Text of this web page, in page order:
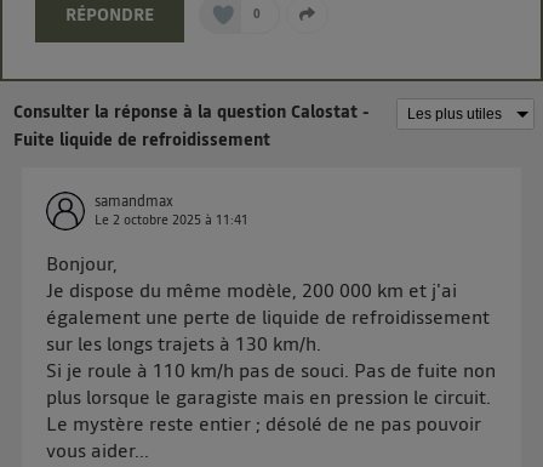
RÉPONDRE 0
Consulter la réponse à la question Calostat -
Fuite liquide de refroidissement
samandmax
Le2 octobre 2025 à 11:41
Bonjour,
Je dispose du même modèle, 200 000 km et j'ai
également une perte de liquide de refroidissement
sur les longs trajets à 130 km/h.
Si je roule à 110 km/h pas de souci. Pas de fuite non
plus lorsque le garagiste mais en pression le circuit.
Le mystère reste entier ; désolé de ne pas pouvoir
vous aider...
Pour une
connexion mobile
, la personnalisation sera basée
uniquement sur la navigation de l'utilisateur du mobile.
sur le portail d’Utiq
") ou via la page
« gérer Utiq » en bas de ce site. Pour plus
d'information sur les données personnelles
d'Utiq